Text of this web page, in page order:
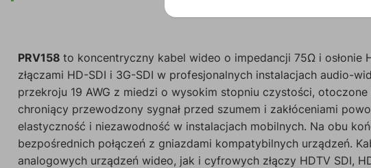
PRV158 to koncentryczny kabel wideo o impedancji 75Ω i osłonie
złączami HD-SDI i 3G-SDI w profesjonalnych instalacjach audio-
przekroju 19 AWG z miedzi o wysokim stopniu czystości,
chroniący przewodzony sygnał przed szumem i zakłóceniami
elastyczność i niezawodność w instalacjach mobilnych. Na obu
bezpośrednich połączeń z gniazdami kompatybilnych urządzeń.
analogowych urządzeń wideo, jak i cyfrowych złączy HDTV SDI,